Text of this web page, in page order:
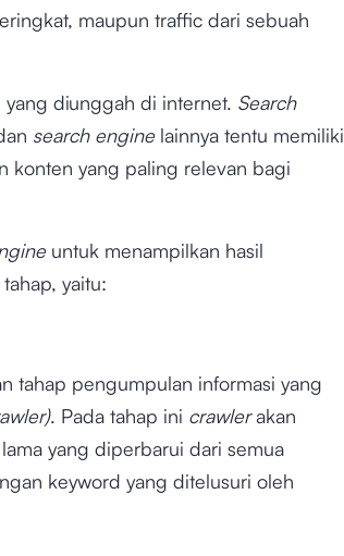
maupun traffic dari sebuah
yang diunggah di internet. Search
search enginelainnya tentu memiliki
konten yang paling relevan bagi
untuk menampilkan hasil
yaitu:
tahap pengumpulan informasi yang
. Pada tahap ini crawlerakan
yang diperbarui dari semua
keyword yang ditelusuri oleh